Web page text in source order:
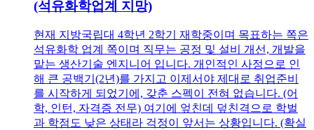
(석유화학업계 지망)
현재 지방국립대 4학년 2학기 재학중이며 목표하는 쪽은
석유화학 업계 쪽이며 직무는 공정 및 설비 개선, 개발을
맡는 생산기술 엔지니어 입니다. 개인적인 사정으로 인
해 큰 공백기(2년)를 가지고 이제서야 제대로 취업준비
를 시작하게 되었기에, 갖춘 스펙이 전혀 없습니다. (어
학, 인턴, 자격증 전무) 여기에 엎친데 덮친격으로 학벌
과 학점도 낮은 상태라 걱정이 앞서는 상황입니다. (확실